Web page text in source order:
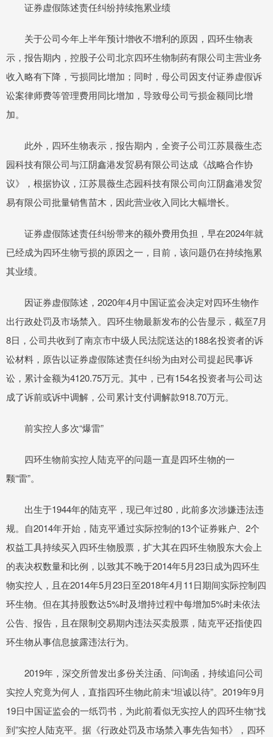
证券虚假陈述责任纠纷持续拖累业绩
关于公司今年上半年预计增收不增利的原因，四环生物表
示，报告期内，控股子公司北京四环生物制药有限公司主营业务
收入略有下降，亏损同比增加；同时，母公司因支付证券虚假诉
讼案律师费等管理费用同比增加，导致母公司亏损金额同比增
加。
此外，四环生物表示，报告期内，全资子公司江苏晨薇生态
园科技有限公司与江阴鑫港发贸易有限公司达成《战略合作协
议》，根据协议，江苏晨薇生态园科技有限公司向江阴鑫港发贸
易有限公司批量销售苗木，因此营业收入同比大幅增长。
证券虚假陈述责任纠纷带来的额外费用负担，早在2024年就
已经成为四环生物亏损的原因之一，目前，该问题仍在持续拖累
其业绩。
因证券虚假陈述，2020年4月中国证监会决定对四环生物作
出行政处罚及市场禁入。四环生物最新发布的公告显示，截至7月
8日，公司共收到了南京市中级人民法院送达的188名投资者的诉
讼材料，原告以证券虚假陈述责任纠纷为由对公司提起民事诉
讼，累计金额为4120.75万元。其中，已有154名投资者与公司达
成了诉前或诉中调解，公司累计支付调解款918.70万元。
前实控人多次“爆雷”
四环生物前实控人陆克平的问题一直是四环生物的一
颗“雷”。
出生于1944年的陆克平，现已年过80，此前多次涉嫌违法违
规。自2014年开始，陆克平通过实际控制的13个证券账户、2个
权益工具持续买入四环生物股票，扩大其在四环生物股东大会上
的表决权数量和比例，以致其不晚于2014年5月23日成为四环生
物实控人，且在2014年5月23日至2018年4月11日期间实际控制四
环生物。但在其持股数达5%时及增持过程中每增加5%时未依法
公告、报告，且在限制交易期内违法买卖股票，陆克平还指使四
环生物从事信息披露违法行为。
2019年，深交所曾发出多份关注函、问询函，持续追问公司
实控人究竟为何人，直指四环生物此前未“坦诚以待”。2019年9月
19日中国证监会的一纸罚书，为此前看似无实控人的四环生物“找
到”实控人陆克平。据《行政处罚及市场禁入事先告知书》，四环